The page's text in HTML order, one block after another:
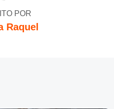
POR
Raquel